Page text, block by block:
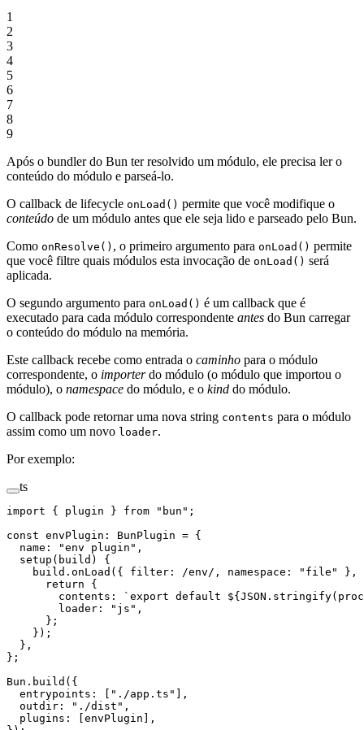
1
2
3
4
5
6
7
8
9
Após o bundler do Bun ter resolvido um módulo, ele precisa ler o
conteúdo do módulo e parseá-lo.
O callback de lifecycle onLoad() permite que você modifique o
conteúdo de um módulo antes que ele seja lido e parseado pelo Bun.
Como onResolve() , o primeiro argumento para onLoad() permite
que você filtre quais módulos esta invocação de onLoad() será
aplicada.
O segundo argumento para onLoad() é um callback que é
executado para cada módulo correspondente antes do Bun carregar
o conteúdo do módulo na memória.
Este callback recebe como entrada o caminho para o módulo
correspondente, o importerdo módulo (o módulo que importou o
módulo), o namespace do módulo, e o kind do módulo.
O callback pode retornar uma nova string contents para o módulo
assim como um novo loader.
Por exemplo:
ts
import { plugin } from "bun" ;
const envPlugin : BunPlugin = {
  name:
"env plugin" ,
  setup
( build ) {
    build.
onLoad ({ filter: /env / , namespace: "file"
},
      return
{
        contents:
`export default ${JSON . stringify(
        loader:
"js" ,
      };
    });
  },
};
Bun. build ({
  entrypoints: [
"./app.ts" ],
  outdir:
"./dist" ,
  plugins: [envPlugin],